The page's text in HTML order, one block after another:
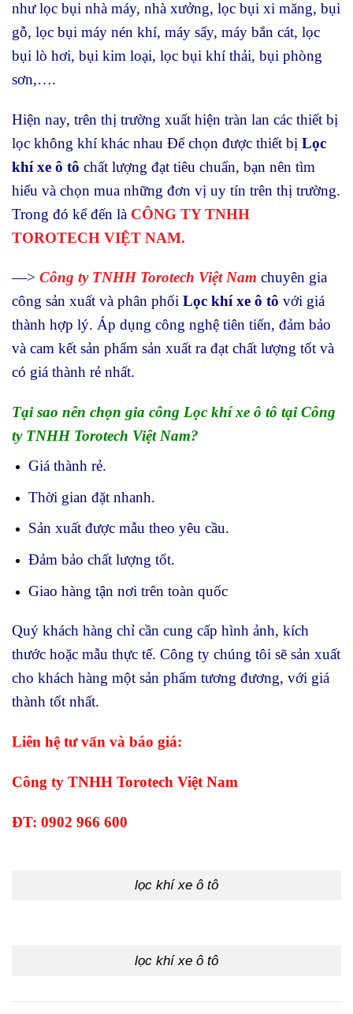
nhưlọc bụi nhà máy, nhà xưởng, lọc bụi xi măng, bụi
gỗ, lọc bụi máy nén khí, máy sấy, máy bắn cát, lọc
bụi lò hơi, bụi kim loại, lọc bụi khí thải, bụi phòng
sơn,….
Hiện nay, trên thị trường xuất hiện tràn lan các thiết bị
lọc không khí khác nhau Để chọn được thiết bị Lọc
khí xe ô tô chất lượng đạt tiêu chuẩn, bạn nên tìm
hiểu và chọn mua những đơn vị uy tín trên thị trường.
Trong đó kể đến là CÔNG TY TNHH
TOROTECH VIỆT NAM.
—> Công ty TNHH Torotech Việt Nam chuyên gia
công sản xuất và phân phối Lọc khí xe ô tô với giá
thành hợp lý. Áp dụng công nghệ tiên tiến, đảm bảo
và cam kết sản phẩm sản xuất ra đạt chất lượng tốt và
có giá thành rẻ nhất.
Tại sao nên chọn gia công Lọc khí xe ô tô tại Công
ty TNHH Torotech Việt Nam?
Giá thành rẻ.
Thời gian đặt nhanh.
Sản xuất được mẫu theo yêu cầu.
Đảm bảo chất lượng tốt.
Giao hàng tận nơi trên toàn quốc
Quý khách hàng chỉ cần cung cấp hình ảnh, kích
thước hoặc mẫu thực tế. Công ty chúng tôi sẽ sản xuất
cho khách hàng một sản phẩm tương đương, với giá
thành tốt nhất.
Liên hệ tư vấn và báo giá:
Công ty TNHH Torotech Việt Nam
ĐT: 0902 966 600
lọc khí xe ô tô
lọc khí xe ô tô